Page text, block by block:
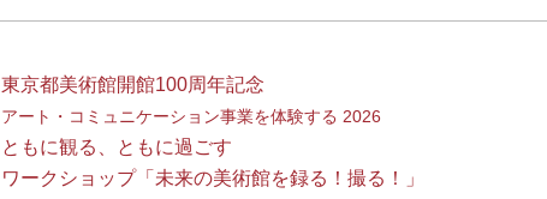
東京都美術館開館100周年記念
アート・コミュニケーション事業を体験する 2026
ともに観る、ともに過ごす
ワークショップ「未来の美術館を録る！撮る！」